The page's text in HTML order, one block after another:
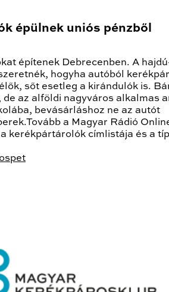
épülnek uniós pénzből
építenek Debrecenben. A
hogyha autóból
sőt esetleg a kirándulók is.
de az alföldi nagyváros alkalmas
bevásárláshoz ne az autót
a Magyar Rádió
kerékpártárolók címlistája és a